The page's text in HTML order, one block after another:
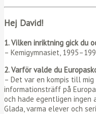
Hej David!
1. Vilken inriktning gick du
– Kemigymnasiet,
2. Varför valde du
– Det var en kompis till mig
informationsträff på
och hade egentligen ingen
Glada, varma elever och